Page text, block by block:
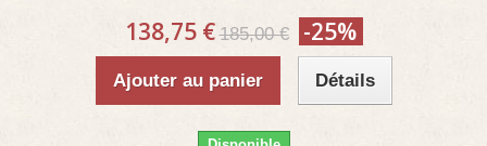
138,75 € 185,00 € -25%
Ajouter au panier Détails